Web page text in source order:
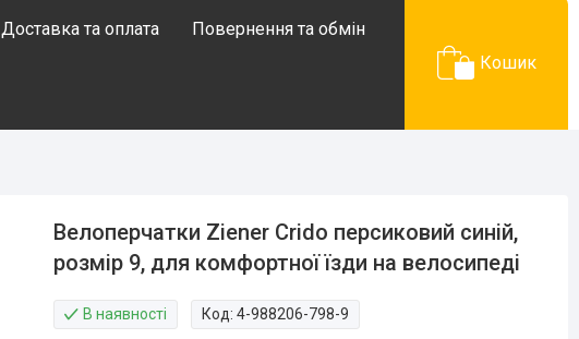
Доставка та оплата Повернення та обмін
Кошик
Велоперчатки Ziener Crido персиковий синій,
розмір 9, для комфортної їзди на велосипеді
В наявності Код:4-988206-798-9